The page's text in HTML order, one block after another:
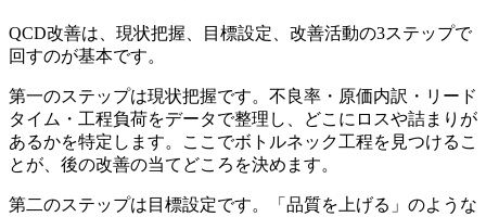
QCD改善は、現状把握、目標設定、改善活動の3ステップで
回すのが基本です。
第一のステップは現状把握です。不良率・原価内訳・リード
タイム・工程負荷をデータで整理し、どこにロスや詰まりが
あるかを特定します。ここでボトルネック工程を見つけるこ
とが、後の改善の当てどころを決めます。
第二のステップは目標設定です。「品質を上げる」のような